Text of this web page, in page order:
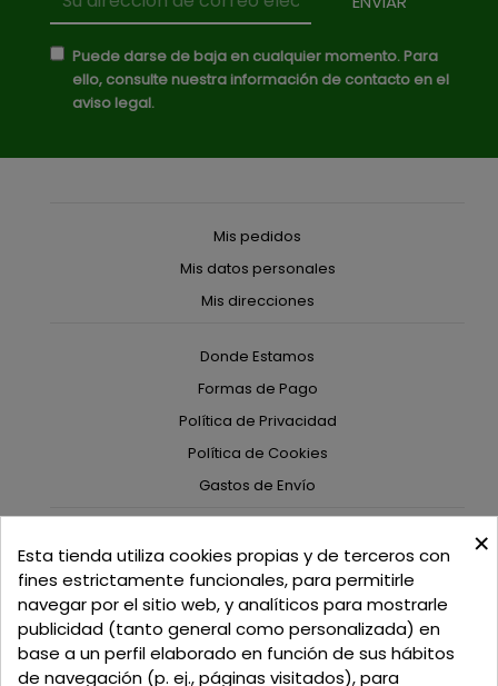
Puede darse de baja en cualquier momento. Para
ello, consulte nuestra información de contacto en el
aviso legal.
Mis pedidos
Mis datos personales
Mis direcciones
Donde Estamos
Formas de Pago
Política de Privacidad
Política de Cookies
Gastos de Envío
C/ Delgadillo Nº 7 - Local 1 - 45600
Talavera de la Reina - Toledo - (España)
Llamadnos:+34 925 82 02 19 o625 654 791
Email: curtidosytapicerias@gmail.com
×
Esta tienda utiliza cookies propias y de terceros con
fines estrictamente funcionales, para permitirle
navegar por el sitio web, y analíticos para mostrarle
publicidad (tanto general como personalizada) en
base a un perfil elaborado en función de sus hábitos
de navegación (p. ej., páginas visitados), para